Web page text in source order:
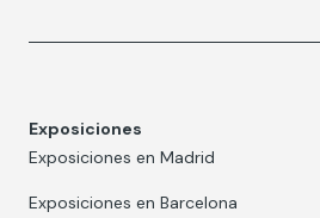
Exposiciones
Exposiciones en Madrid
Exposiciones en Barcelona